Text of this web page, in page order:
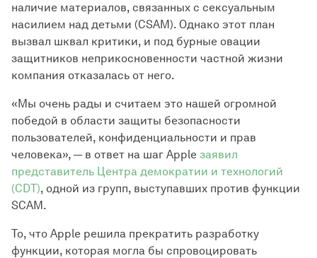
наличие материалов, связанных с сексуальным
насилием над детьми (CSAM). Однако этот план
вызвал шквал критики, и под бурные овации
защитников неприкосновенности частной жизни
компания отказалась от него.
«Мы очень рады и считаем это нашей огромной
победой в области защиты безопасности
пользователей, конфиденциальности и прав
человека», — в ответ на шаг Apple заявил
представитель Центра демократии и технологий
(CDT), одной из групп, выступавших против функции
SCAM.
То, что Apple решила прекратить разработку
функции, которая могла бы спровоцировать